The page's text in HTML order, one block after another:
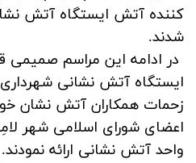
کننده آتش ایستگاه آتش
شدند.
در ادامه این مراسم
ایستگاه آتش نشانی
زحمات همکاران آتش نشان
اعضای شورای اسلامی شهر
واحد آتش نشانی ارائه نمودند.